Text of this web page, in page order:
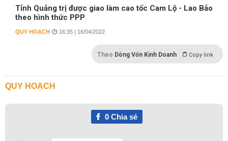
Tỉnh Quảng trị được giao làm cao tốc Cam Lộ - Lao Bảo
theo hình thức PPP
QUY HOẠCH 16:35 | 16/04/2022
Theo Dòng Vốn Kinh Doanh Copy link
QUY HOẠCH
0Chia sẻ